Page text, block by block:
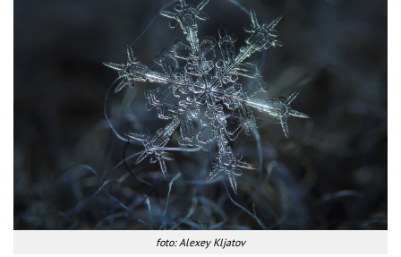
foto: Alexey Kljatov